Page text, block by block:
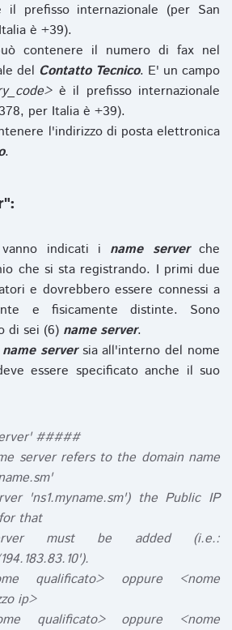
prefisso internazionale (per San
è +39).
contenere il numero di fax nel
del Contatto Tecnico. E' un campo
è il prefisso internazionale
per Italia è +39).
l'indirizzo di posta elettronica
.
indicati i name serverche
che si sta registrando. I primi due
e dovrebbero essere connessi a
e fisicamente distinte. Sono
di sei (6) name server.
name serversia all'interno del nome
essere specificato anche il suo
#####
server refers to the domain name
'ns1.myname.sm') the Public IP
that
must be added (i.e.:
qualificato> oppure <nome
ip>
qualificato> oppure <nome